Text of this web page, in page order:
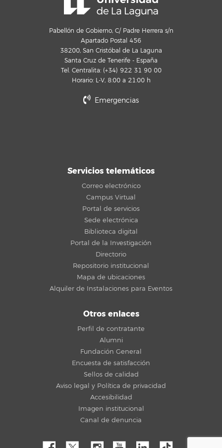
Pabellón de Gobierno, C/ Padre Herrera s/n
Apartado Postal 456
38200, San Cristóbal de La Laguna
Santa Cruz de Tenerife - España
Tel. Centralita: (+34) 922 31 90 00
Horario: L-V, 8:00 a 21:00 h
Emergencias
Servicios telemáticos
Correo electrónico
Campus Virtual
Portal de servicios
Sede electrónica
Biblioteca digital
Portal de la Investigación
Directorio
Repositorio institucional
Mapa de ubicaciones
Alquiler de Instalaciones para Eventos
Otros enlaces
Perfil de contratante
Alumni
Fundación General
Encuesta de satisfacción
Sellos de calidad
Aviso legal y Política de privacidad
Accesibilidad
Imagen institucional
Canal de denuncia